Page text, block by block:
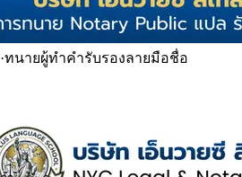
·ทนายผู้ทำคำรับรองลายมือชื่อ